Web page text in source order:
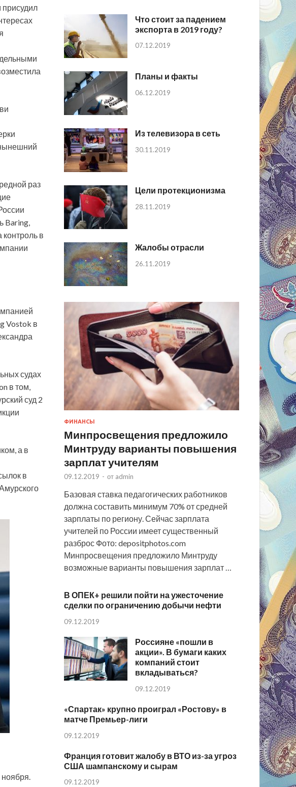
присудил
раз
Baring,
в
Vostok в
судах
в том,
суд 2
а в
в
Что стоит за падением
экспорта в 2019 году?
07.12.2019
Планы и факты
06.12.2019
Из телевизора в сеть
30.11.2019
Цели протекционизма
28.11.2019
Жалобы отрасли
26.11.2019
ФИНАНСЫ
Минпросвещения предложило
Минтруду варианты повышения
зарплат учителям
09.12.2019 - от admin
Базовая ставка педагогических работников
должна составить минимум 70% от средней
зарплаты по региону. Сейчас зарплата
учителей по России имеет существенный
разброс Фото: depositphotos.com
Минпросвещения предложило Минтруду
возможные варианты повышения зарплат …
В ОПЕК+ решили пойти на ужесточение
сделки по ограничению добычи нефти
09.12.2019
Россияне «пошли в
акции». В бумаги каких
компаний стоит
вкладываться?
09.12.2019
«Спартак» крупно проиграл «Ростову» в
матче Премьер-лиги
09.12.2019
Франция готовит жалобу в ВТО из-за угроз
США шампанскому и сырам
09.12.2019